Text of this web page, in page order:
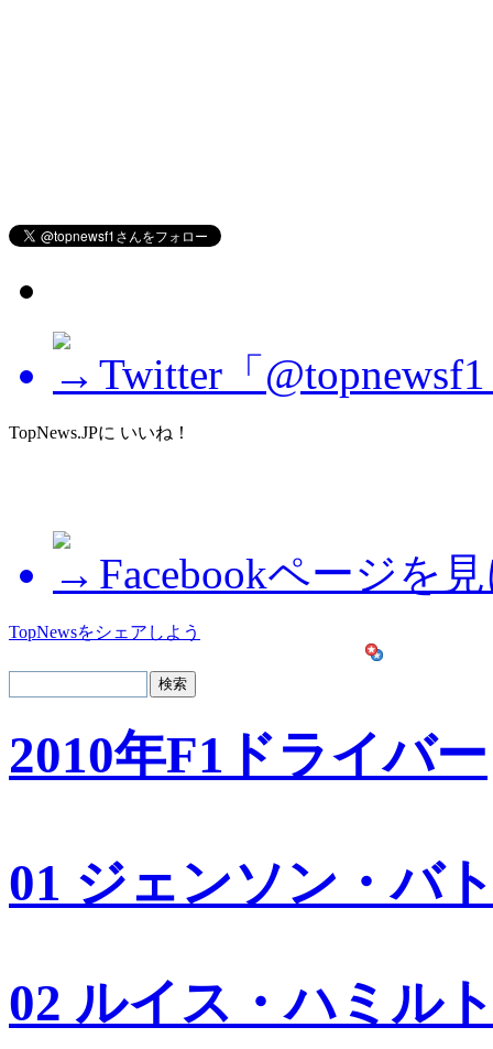
Twitter「
TopNews.JPに いいね！
Facebookページを
TopNewsをシェアしよう
2010年F1ドライバー
01 ジェンソン・バ
02 ルイス・ハミル